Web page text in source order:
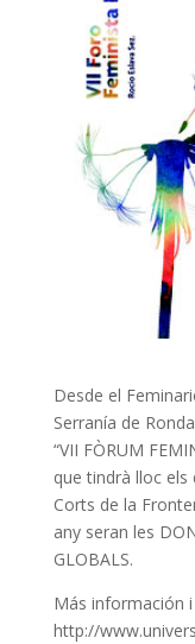
Desde el
Serranía de
“VII FÒRUM
que tindrà lloc els
Corts de la
any seran les
GLOBALS.
Más información
http://